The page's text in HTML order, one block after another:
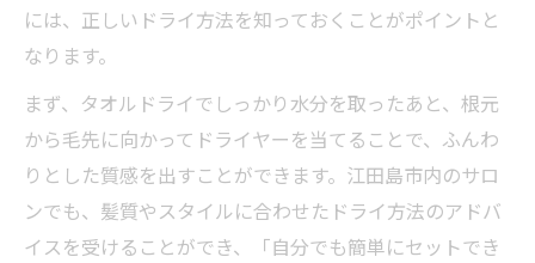
には、正しいドライ方法を知っておくことがポイントと
なります。
まず、タオルドライでしっかり水分を取ったあと、根元
から毛先に向かってドライヤーを当てることで、ふんわ
りとした質感を出すことができます。江田島市内のサロ
ンでも、髪質やスタイルに合わせたドライ方法のアドバ
イスを受けることができ、「自分でも簡単にセットでき